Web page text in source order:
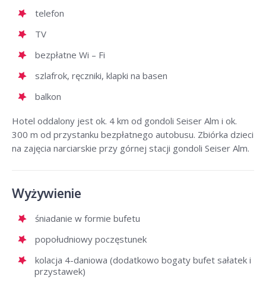
telefon
TV
bezpłatne Wi – Fi
szlafrok, ręczniki, klapki na basen
balkon
Hotel oddalony jest ok. 4 km od gondoli Seiser Alm i ok.
300 m od przystanku bezpłatnego autobusu. Zbiórka dzieci
na zajęcia narciarskie przy górnej stacji gondoli Seiser Alm.
Wyżywienie
śniadanie w formie bufetu
popołudniowy poczęstunek
kolacja 4-daniowa (dodatkowo bogaty bufet sałatek i
przystawek)